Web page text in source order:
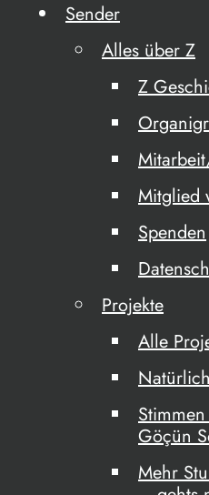
Sender
Alles über Z
Z
Mitglied
Spenden
Projekte
Alle
Göçün
Mehr